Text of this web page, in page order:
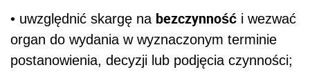
• uwzględnić skargę na bezczynność i wezwać
organ do wydania w wyznaczonym terminie
postanowienia, decyzji lub podjęcia czynności;